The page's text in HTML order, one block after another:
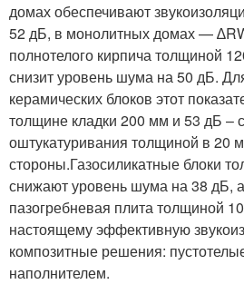
домах обеспечивают
52 дБ, в монолитных домах —
полнотелого кирпича толщиной
снизит уровень шума на 50 дБ.
керамических блоков этот
толщине кладки 200 мм и 53 дБ –
оштукатуривания толщиной в 20
стороны.Газосиликатные блоки
снижают уровень шума на 38 дБ,
пазогребневая плита толщиной
настоящему эффективную
композитные решения:
наполнителем.